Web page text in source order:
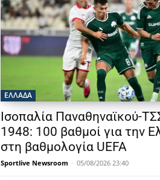
ΕΛΛΑΔΑ
Ισοπαλία Παναθηναϊκού-
1948: 100 βαθμοί για την
στη βαθμολογία UEFA
Sportlive Newsroom - 05/08/2026 23:40